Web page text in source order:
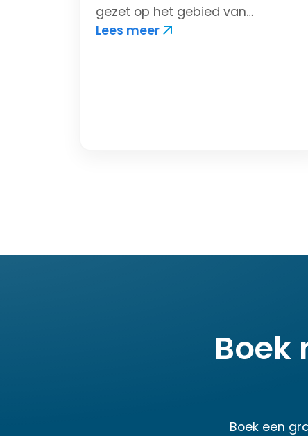
gezet op het gebied van
automatiseren en digitaliseren
Lees meer
Boek
Boek een